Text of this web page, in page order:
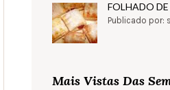
FOLHADO
Publicado por:
Mais Vistas Das